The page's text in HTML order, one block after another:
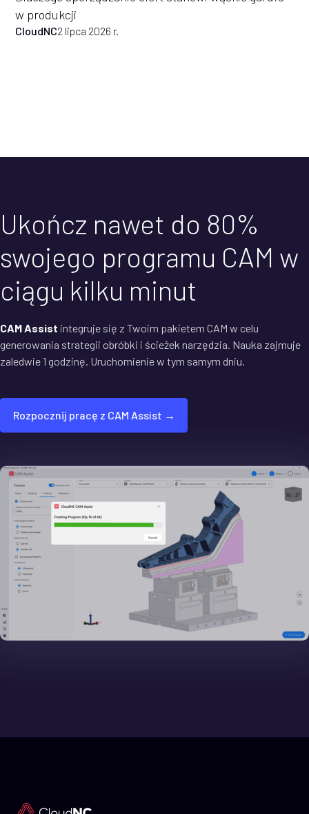
w produkcji
CloudNC2 lipca 2026 r.
Ukończ nawet do 80%
swojego programu CAM w
ciągu kilku minut
CAM Assist integruje się z Twoim pakietem CAM w celu
generowania strategii obróbki i ścieżek narzędzia. Nauka zajmuje
zaledwie 1 godzinę. Uruchomienie w tym samym dniu.
Rozpocznij pracę z CAM Assist →